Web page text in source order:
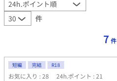
件
7 件
短編 完結 R18
お気に入り : 28 24h.ポイント : 21